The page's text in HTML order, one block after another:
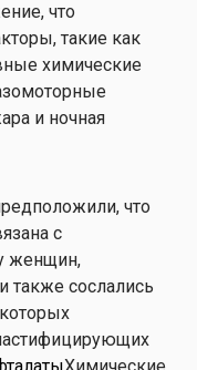
что
такие как
химические
и ночная
что
с
женщин,
также сослались